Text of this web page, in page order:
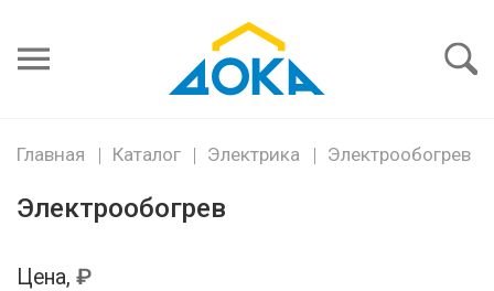
пароль
Главная Каталог Электрика Электрообогрев
Электрообогрев
Цена,